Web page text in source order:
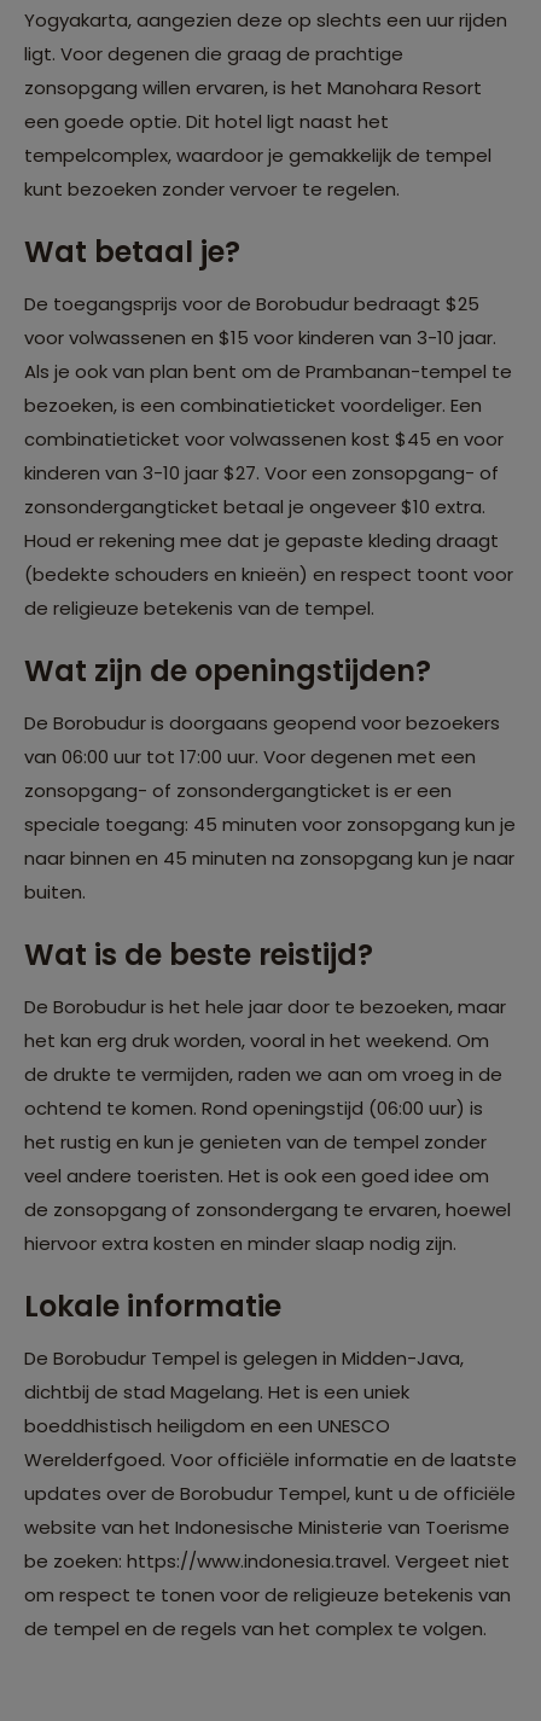
Yogyakarta, aangezien deze op slechts een uur rijden
ligt. Voor degenen die graag de prachtige
zonsopgang willen ervaren, is het Manohara Resort
een goede optie. Dit hotel ligt naast het
tempelcomplex, waardoor je gemakkelijk de tempel
kunt bezoeken zonder vervoer te regelen.
Wat betaal je?
De toegangsprijs voor de Borobudur bedraagt $25
voor volwassenen en $15 voor kinderen van 3-10 jaar.
Als je ook van plan bent om de Prambanan-tempel te
bezoeken, is een combinatieticket voordeliger. Een
combinatieticket voor volwassenen kost $45 en voor
kinderen van 3-10 jaar $27. Voor een zonsopgang- of
zonsondergangticket betaal je ongeveer $10 extra.
Houd er rekening mee dat je gepaste kleding draagt
(bedekte schouders en knieën) en respect toont voor
de religieuze betekenis van de tempel.
Wat zijn de openingstijden?
De Borobudur is doorgaans geopend voor bezoekers
van 06:00 uur tot 17:00 uur. Voor degenen met een
zonsopgang- of zonsondergangticket is er een
speciale toegang: 45 minuten voor zonsopgang kun je
naar binnen en 45 minuten na zonsopgang kun je naar
buiten.
Wat is de beste reistijd?
De Borobudur is het hele jaar door te bezoeken, maar
het kan erg druk worden, vooral in het weekend. Om
de drukte te vermijden, raden we aan om vroeg in de
ochtend te komen. Rond openingstijd (06:00 uur) is
het rustig en kun je genieten van de tempel zonder
veel andere toeristen. Het is ook een goed idee om
de zonsopgang of zonsondergang te ervaren, hoewel
hiervoor extra kosten en minder slaap nodig zijn.
Lokale informatie
De Borobudur Tempel is gelegen in Midden-Java,
dichtbij de stad Magelang. Het is een uniek
boeddhistisch heiligdom en een UNESCO
Werelderfgoed. Voor officiële informatie en de laatste
updates over de Borobudur Tempel, kunt u de officiële
website van het Indonesische Ministerie van Toerisme
be zoeken: https://www.indonesia.travel. Vergeet niet
om respect te tonen voor de religieuze betekenis van
de tempel en de regels van het complex te volgen.